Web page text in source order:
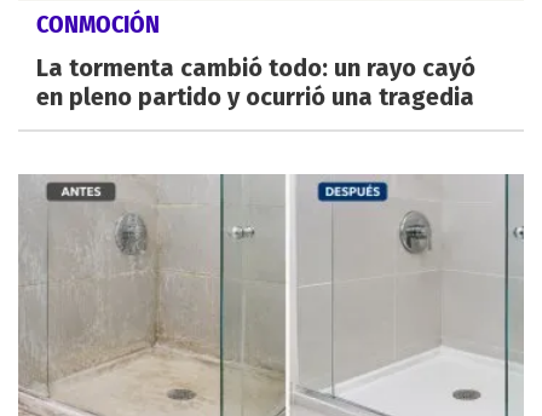
CONMOCIÓN
La tormenta cambió todo: un rayo cayó
en pleno partido y ocurrió una tragedia